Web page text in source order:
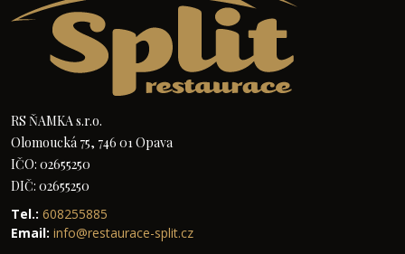
RS ŇAMKA s.r.o.
Olomoucká 75, 746 01 Opava
IČO: 02655250
DIČ: 02655250
Tel.: 608255885
Email: info@restaurace-split.cz